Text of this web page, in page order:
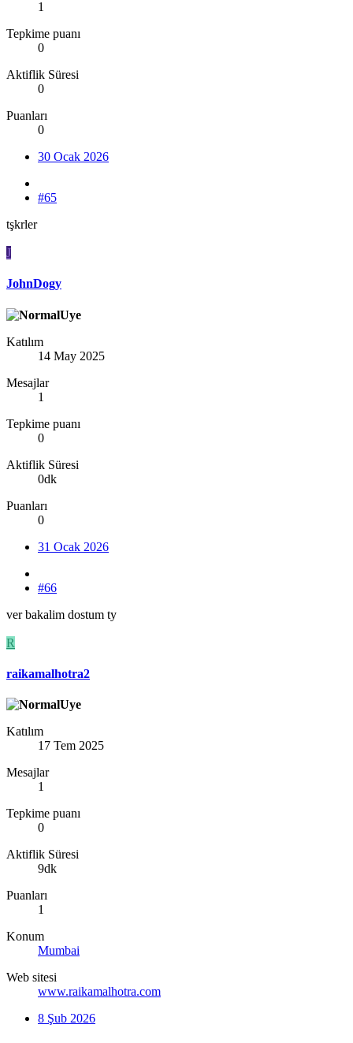
1
Tepkime puanı
0
Aktiflik Süresi
0
Puanları
0
30 Ocak 2026
#65
tşkrler
J
JohnDogy
Katılım
14 May 2025
Mesajlar
1
Tepkime puanı
0
Aktiflik Süresi
0dk
Puanları
0
31 Ocak 2026
#66
ver bakalim dostum ty
R
raikamalhotra2
Katılım
17 Tem 2025
Mesajlar
1
Tepkime puanı
0
Aktiflik Süresi
9dk
Puanları
1
Konum
Mumbai
Web sitesi
www.raikamalhotra.com
8 Şub 2026